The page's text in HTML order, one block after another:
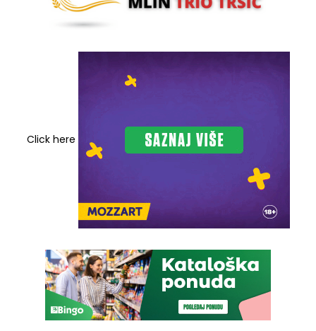
Click here